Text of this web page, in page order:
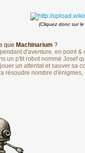
(Cliquez donc sur
que Machinarium ?
d'aventure, en point
un p'tit robot nommé Josef
un attentat et sauver sa
résoudre nombre